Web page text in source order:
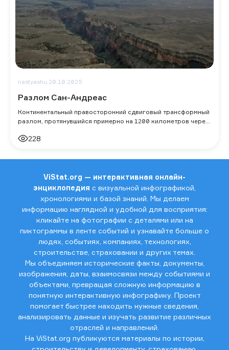
nastyashu,20.10.2025
Разлом Сан-Андреас
Континентальный правосторонний сдвиговый трансформный
разлом, протянувшийся примерно на 1200 километров через
228
ViStat.org — интерактивная онлайн-
энциклопедия с визуальной инфографикой,
хронологиями и базой знаний. Мы делаем
информацию наглядной и удобной для восприятия:
кликайте на фотографии с деталями или на
пиктограммы в ленте событий и узнавайте больше о
людях, событиях, компаниях, технологиях,
строительстве, страховании и других темах.
Мы объединяем исторические факты, документы,
изображения, даты, взаимосвязи между событиями и
объектами, превращая сложную информацию в
понятную интерактивную инфографику. Проект
помогает быстрее находить нужные сведения,
анализировать данные и изучать развитие различных
отраслей и направлений.
На ViStat.org публикуются материалы по истории,